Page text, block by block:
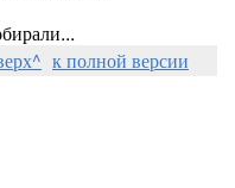
к полной версии